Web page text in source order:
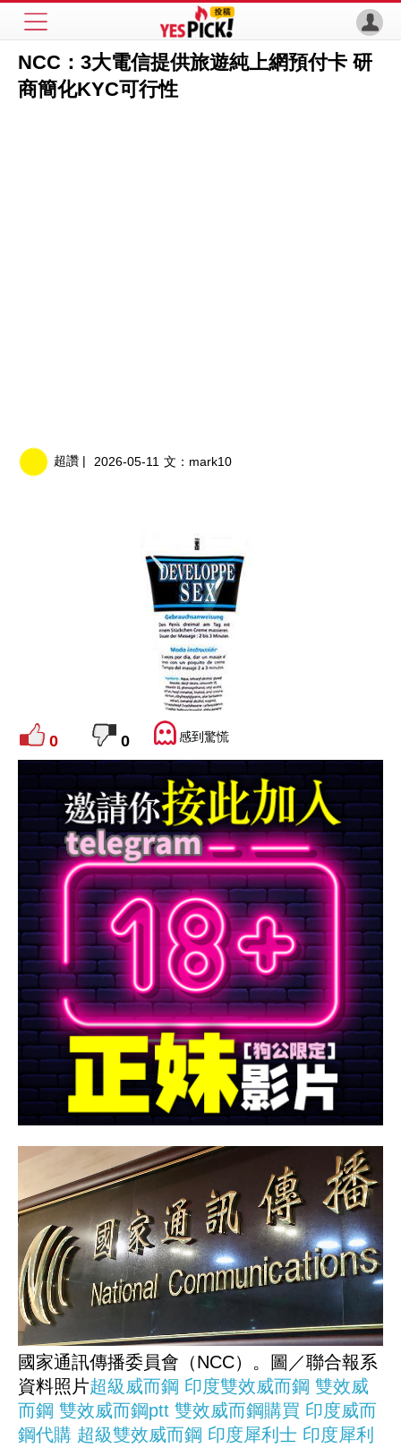
NCC：3大電信提供旅遊純上網預付卡 研
商簡化KYC可行性
超讚 | 2026-05-11 文： mark10
0 0 感到驚慌
國家通訊傳播委員會（NCC）。圖／聯合報系
資料照片超級威而鋼 印度雙效威而鋼 雙效威
而鋼 雙效威而鋼ptt 雙效威而鋼購買 印度威而
鋼代購 超級雙效威而鋼 印度犀利士 印度犀利